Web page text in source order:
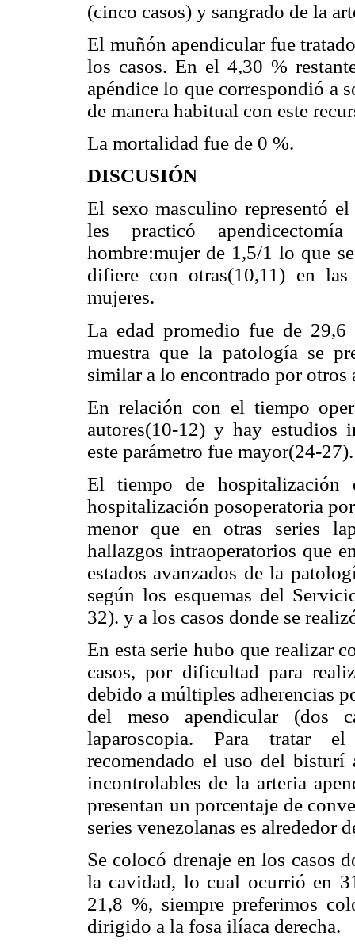
(cinco casos) y sangrado de la
El muñón apendicular fue
los casos. En el 4,30 %
apéndice lo que correspondió a
de manera habitual con este
La mortalidad fue de 0 %.
DISCUSIÓN
El sexo masculino representó
les practicó
hombre:mujer de 1,5/1 lo que
difiere con otras(10,11) en
mujeres.
La edad promedio fue de
muestra que la patología se
similar a lo encontrado por otros
En relación con el tiempo
autores(10-12) y hay estudios
este parámetro fue mayor(24-27).
El tiempo de
hospitalización posoperatoria
menor que en otras series
hallazgos intraoperatorios que
estados avanzados de la
según los esquemas del
32). y a los casos donde se
En esta serie hubo que realizar
casos, por dificultad para
debido a múltiples adherencias
del meso apendicular (dos
laparoscopia. Para tratar el
recomendado el uso del
incontrolables de la arteria
presentan un porcentaje de
series venezolanas es alrededor
Se colocó drenaje en los casos
la cavidad, lo cual ocurrió en
21,8 %, siempre preferimos
dirigido a la fosa ilíaca derecha.